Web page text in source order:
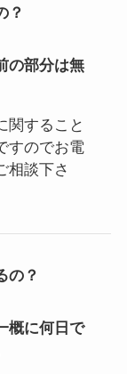
？
の部分は無
関すること
すのでお電
相談下さ
の？
概に何日で